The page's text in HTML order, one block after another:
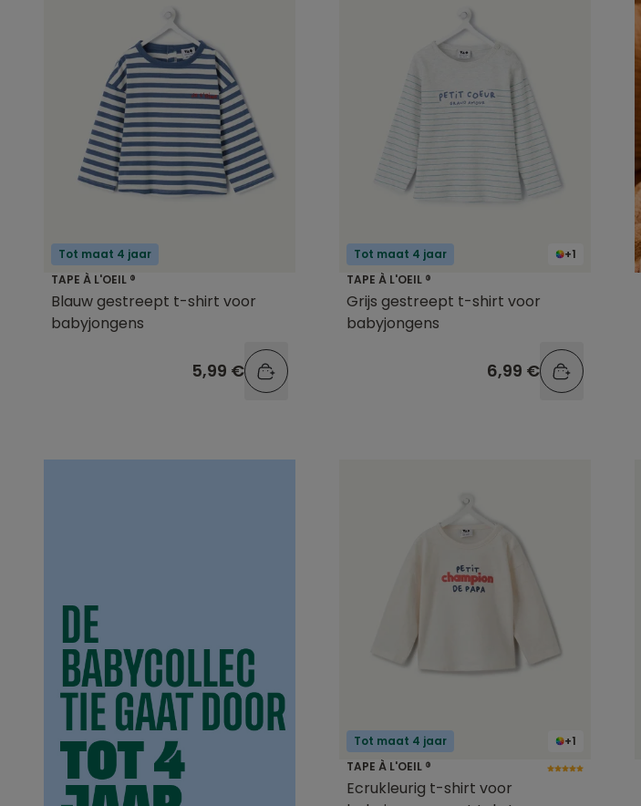
Tot maat 4 jaar
TAPE À L'OEIL ®
Blauw gestreept t-shirt voor
babyjongens
5,99 €
+1
Tot maat 4 jaar
TAPE À L'OEIL ®
Grijs gestreept t-shirt voor
babyjongens
6,99 €
+1
Tot maat 4 jaar
TAPE À L'OEIL ®
Ecrukleurig t-shirt voor